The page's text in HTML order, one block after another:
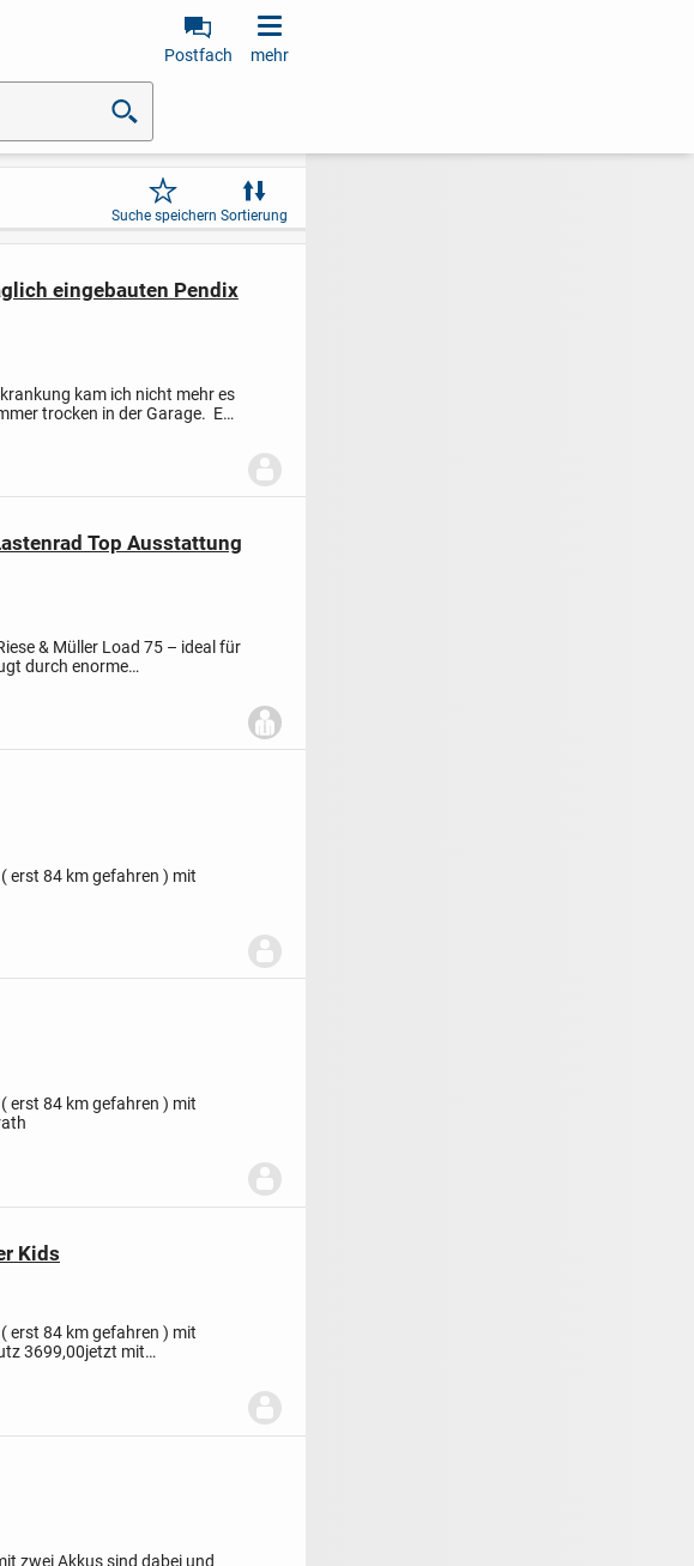
Postfach mehr
Suche speichern Sortierung
eingebauten Pendix
kam ich nicht mehr es
trocken in der Garage. Es
Top Ausstattung
& Müller Load 75 – ideal für
durch enorme
Fahrkomfor...
erst 84 km gefahren ) mit
erst 84 km gefahren ) mit
Kids
erst 84 km gefahren ) mit
3699,00jetzt mit
zwei Akkus sind dabei und